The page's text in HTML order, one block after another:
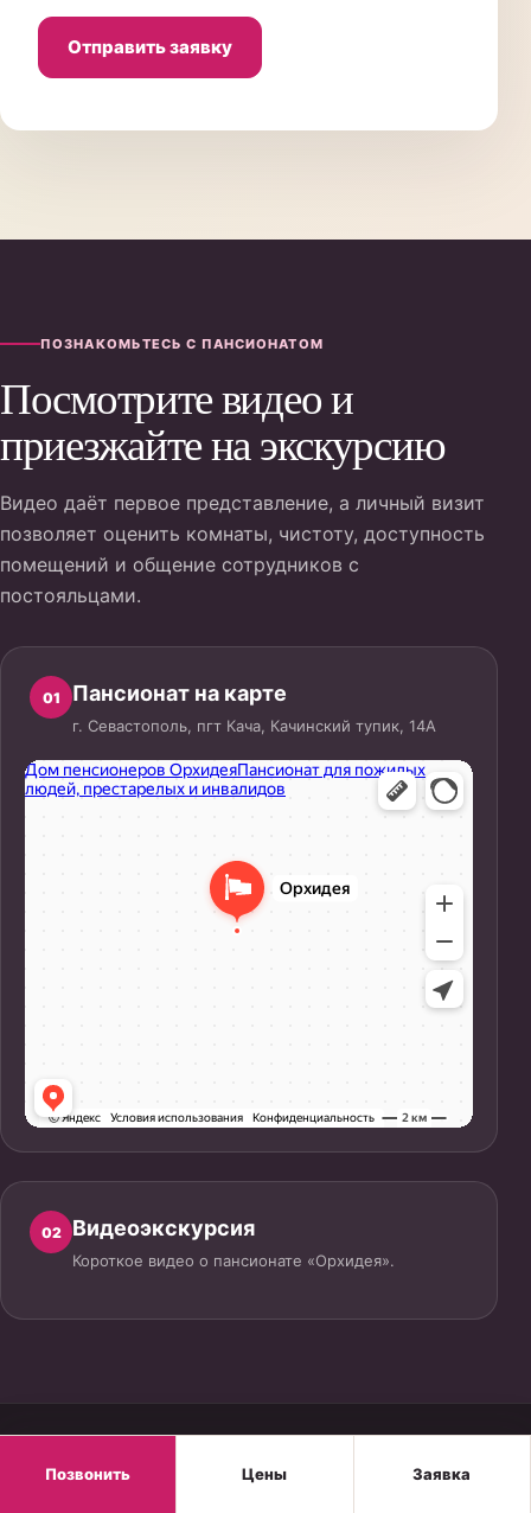
Отправить заявку
ПОЗНАКОМЬТЕСЬ С ПАНСИОНАТОМ
Посмотрите видео и
приезжайте на экскурсию
Видео даёт первое представление, а личный визит
позволяет оценить комнаты, чистоту, доступность
помещений и общение сотрудников с
постояльцами.
01 Пансионат на карте
г. Севастополь, пгт Кача, Качинский тупик, 14А
02 Видеоэкскурсия
Короткое видео о пансионате «Орхидея».
Позвонить Цены Заявка